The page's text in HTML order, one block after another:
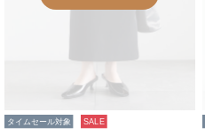
タイムセール対象 SALE